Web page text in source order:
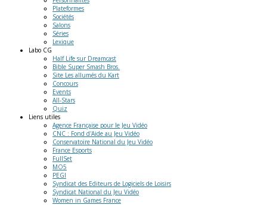
Plateformes
Sociétés
Salons
Séries
Lexique
Labo CG
Half Life sur Dreamcast
Bible Super Smash Bros.
Site Les allumés du Kart
Concours
Events
All-Stars
Quiz
Liens utiles
Agence Française pour le Jeu Vidéo
CNC : Fond d'Aide au Jeu Vidéo
Conservatoire National du Jeu Vidéo
France Esports
FullSet
MO5
PEGI
Syndicat des Editeurs de Logiciels de Loisirs
Syndicat National du Jeu Vidéo
Women in Games France